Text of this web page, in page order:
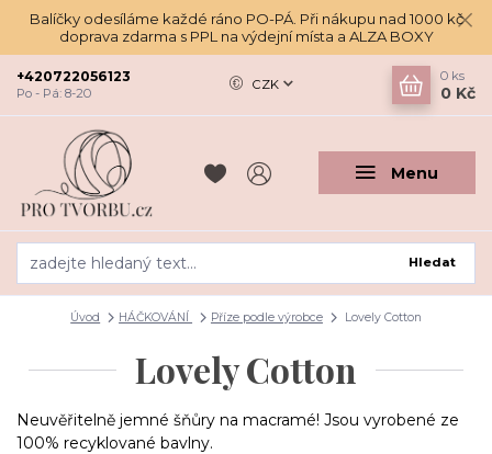
Balíčky odesíláme každé ráno PO-PÁ. Při nákupu nad 1000 kč
doprava zdarma s PPL na výdejní místa a ALZA BOXY
Menu
CZK
Hledat
+420722056123
Po - Pá: 8-20
0 ks
0 Kč
Úvod HÁČKOVÁNÍ Příze podle výrobce Lovely Cotton
Lovely Cotton
Neuvěřitelně jemné šňůry na macramé! Jsou vyrobené ze
100% recyklované bavlny.